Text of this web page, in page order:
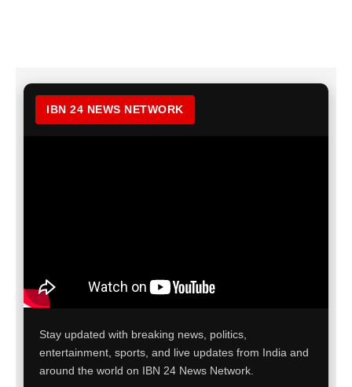
IBN 24 NEWS NETWORK
Stay updated with breaking news, politics,
entertainment, sports, and live updates from India and
around the world on IBN 24 News Network.